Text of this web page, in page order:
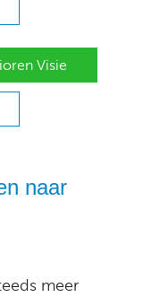
Visie
naar
meer